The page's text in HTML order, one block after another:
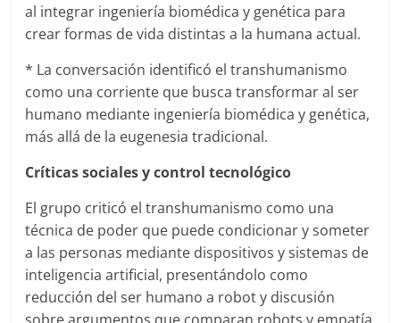
al integrar ingeniería biomédica y genética para
crear formas de vida distintas a la humana actual.
* La conversación identificó el transhumanismo
como una corriente que busca transformar al ser
humano mediante ingeniería biomédica y genética,
más allá de la eugenesia tradicional.
Críticas sociales y control tecnológico
El grupo criticó el transhumanismo como una
técnica de poder que puede condicionar y someter
a las personas mediante dispositivos y sistemas de
inteligencia artificial, presentándolo como
reducción del ser humano a robot y discusión